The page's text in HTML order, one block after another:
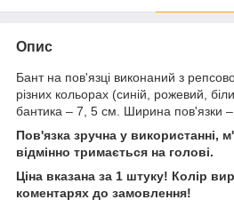
Опис
Бант на пов'язці виконаний з
різних кольорах (синій, рожевий,
бантика – 7, 5 см. Ширина пов'язки –
Пов'язка зручна у використанні,
відмінно тримається на голові.
Ціна вказана за 1 штуку! Колір
коментарях до замовлення!